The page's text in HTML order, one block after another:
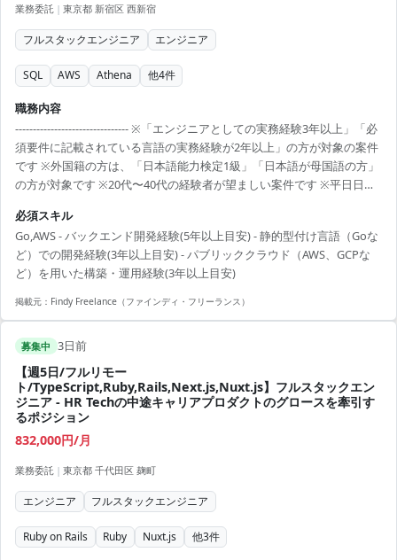
業務委託 | 東京都 新宿区 西新宿
フルスタックエンジニア エンジニア
SQL AWS Athena 他4件
職務内容
-------------------------------- ※「エンジニアとしての実務経験3年以上」「必
須要件に記載されている言語の実務経験が2年以上」の方が対象の案件
です ※外国籍の方は、「日本語能力検定1級」「日本語が母国語の方」
の方が対象です ※20代〜40代の経験者が望ましい案件です ※平日日中
いる方は、直接ご連絡いただいた方がスムーズです ----------------------------
---- - Goを用いたオファーウォールおよび計測サーバーのバックエンド
開発・運用 - GoやTypeScriptを用いた管理画面および...
必須スキル
Go,AWS - バックエンド開発経験(5年以上目安) - 静的型付け言語（Goな
ど）での開発経験(3年以上目安) - パブリッククラウド（AWS、GCPな
ど）を用いた構築・運用経験(3年以上目安)
掲載元： Findy Freelance（ファインディ・フリーランス）
募集中 3日前
【週5日/フルリモー
ト/TypeScript,Ruby,Rails,Next.js,Nuxt.js】フルスタックエン
ジニア - HR Techの中途キャリアプロダクトのグロースを牽引す
るポジション
832,000円/月
業務委託 | 東京都 千代田区 麹町
エンジニア フルスタックエンジニア
Ruby on Rails Ruby Nuxt.js 他3件